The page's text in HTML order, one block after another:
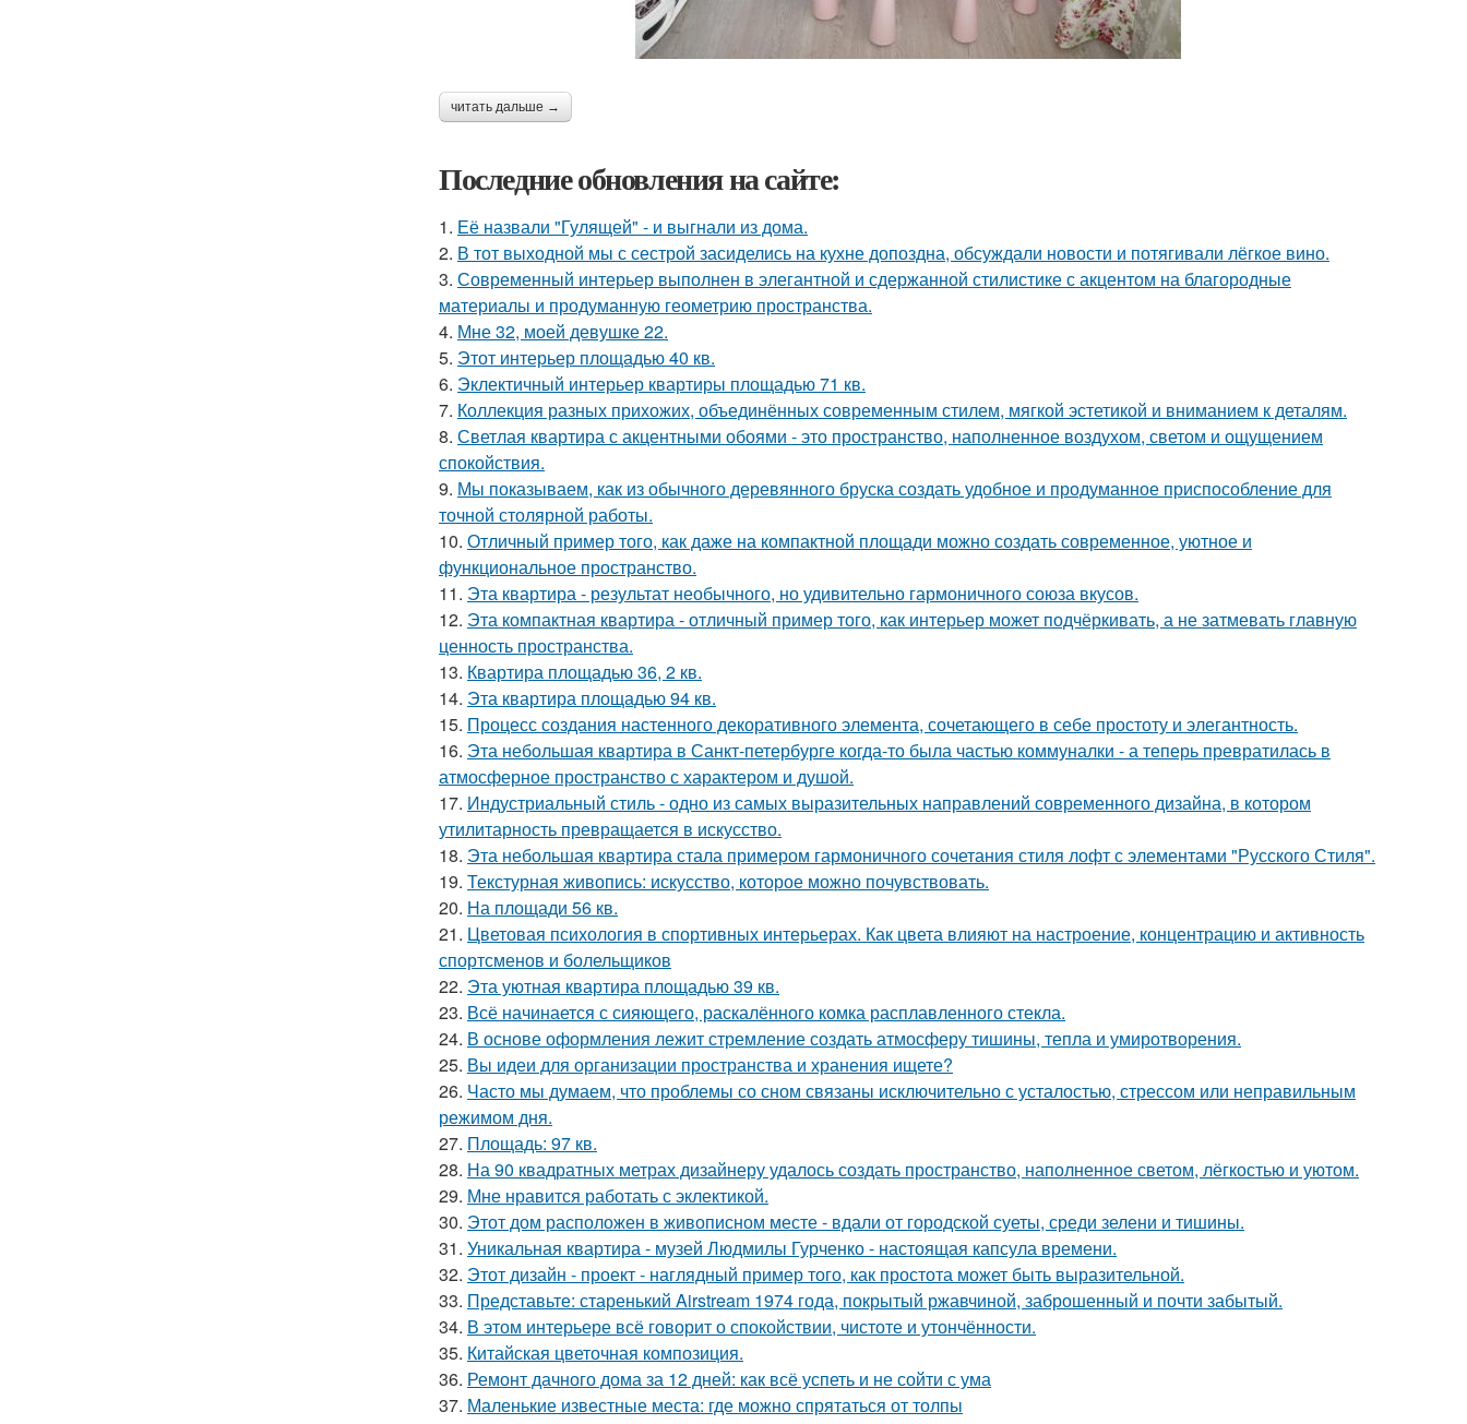
читать дальше →
Последние обновления на сайте:
1. Её назвали "Гулящей" - и выгнали из дома.
2. В тот выходной мы с сестрой засиделись на кухне допоздна, обсуждали новости и потягивали лёгкое вино.
3. Современный интерьер выполнен в элегантной и сдержанной стилистике с акцентом на благородные
материалы и продуманную геометрию пространства.
4. Мне 32, моей девушке 22.
5. Этот интерьер площадью 40 кв.
6. Эклектичный интерьер квартиры площадью 71 кв.
7. Коллекция разных прихожих, объединённых современным стилем, мягкой эстетикой и вниманием к деталям.
8. Светлая квартира с акцентными обоями - это пространство, наполненное воздухом, светом и ощущением
спокойствия.
9. Мы показываем, как из обычного деревянного бруска создать удобное и продуманное приспособление для
точной столярной работы.
10. Отличный пример того, как даже на компактной площади можно создать современное, уютное и
функциональное пространство.
11. Эта квартира - результат необычного, но удивительно гармоничного союза вкусов.
12. Эта компактная квартира - отличный пример того, как интерьер может подчёркивать, а не затмевать главную
ценность пространства.
13. Квартира площадью 36, 2 кв.
14. Эта квартира площадью 94 кв.
15. Процесс создания настенного декоративного элемента, сочетающего в себе простоту и элегантность.
16. Эта небольшая квартира в Санкт-петербурге когда-то была частью коммуналки - а теперь превратилась в
атмосферное пространство с характером и душой.
17. Индустриальный стиль - одно из самых выразительных направлений современного дизайна, в котором
утилитарность превращается в искусство.
18. Эта небольшая квартира стала примером гармоничного сочетания стиля лофт с элементами "Русского Стиля".
19. Текстурная живопись: искусство, которое можно почувствовать.
20. На площади 56 кв.
21. Цветовая психология в спортивных интерьерах. Как цвета влияют на настроение, концентрацию и активность
спортсменов и болельщиков
22. Эта уютная квартира площадью 39 кв.
23. Всё начинается с сияющего, раскалённого комка расплавленного стекла.
24. В основе оформления лежит стремление создать атмосферу тишины, тепла и умиротворения.
25. Вы идеи для организации пространства и хранения ищете?
26. Часто мы думаем, что проблемы со сном связаны исключительно с усталостью, стрессом или неправильным
режимом дня.
27. Площадь: 97 кв.
28. На 90 квадратных метрах дизайнеру удалось создать пространство, наполненное светом, лёгкостью и уютом.
29. Мне нравится работать с эклектикой.
30. Этот дом расположен в живописном месте - вдали от городской суеты, среди зелени и тишины.
31. Уникальная квартира - музей Людмилы Гурченко - настоящая капсула времени.
32. Этот дизайн - проект - наглядный пример того, как простота может быть выразительной.
33. Представьте: старенький Airstream 1974 года, покрытый ржавчиной, заброшенный и почти забытый.
34. В этом интерьере всё говорит о спокойствии, чистоте и утончённости.
35. Китайская цветочная композиция.
36. Ремонт дачного дома за 12 дней: как всё успеть и не сойти с ума
37. Маленькие известные места: где можно спрятаться от толпы